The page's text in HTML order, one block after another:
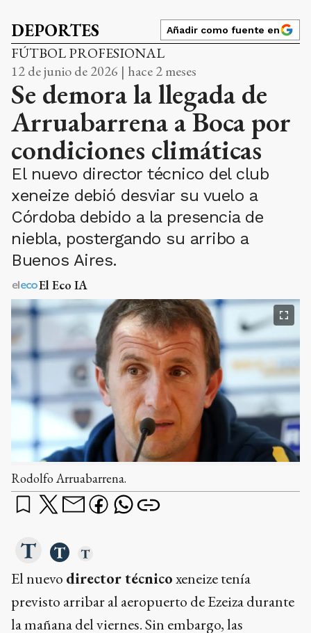
DEPORTES Añadir como fuente en
FÚTBOL PROFESIONAL
12 de junio de 2026 | hace 2 meses
Se demora la llegada de
Arruabarrena a Boca por
condiciones climáticas
El nuevo director técnico del club
xeneize debió desviar su vuelo a
Córdoba debido a la presencia de
niebla, postergando su arribo a
Buenos Aires.
El Eco IA
Rodolfo Arruabarrena.
El nuevo director técnicoxeneize tenía
previsto arribar al aeropuerto de Ezeiza durante
la mañana del viernes. Sin embargo, las